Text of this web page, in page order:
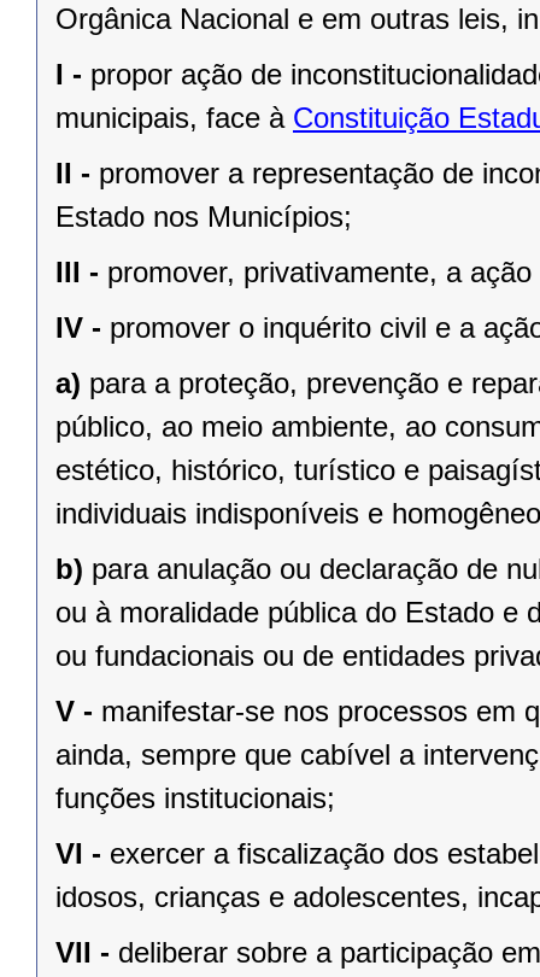
Orgânica Nacional e em outras leis,
I - propor ação de
municipais, face à Constituição
II - promover a representação de
Estado nos Municípios;
III - promover, privativamente, a
IV - promover o inquérito civil e a
a) para a proteção, prevenção e
público, ao meio ambiente, ao
estético, histórico, turístico e
individuais indisponíveis e
b) para anulação ou declaração de
ou à moralidade pública do Estado e
ou fundacionais ou de entidades
V - manifestar-se nos processos em
ainda, sempre que cabível a
funções institucionais;
VI - exercer a fiscalização dos
idosos, crianças e adolescentes,
VII - deliberar sobre a participação